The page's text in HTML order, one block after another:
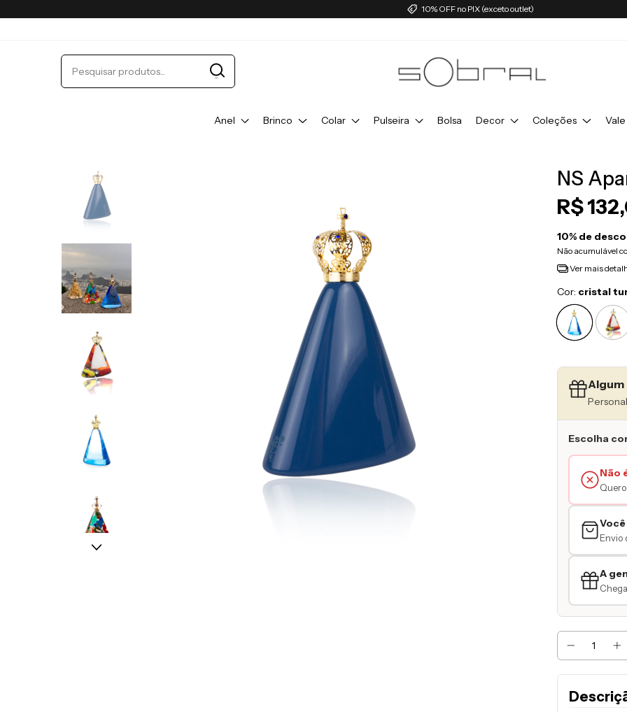
10% OFF no PIX (exceto outlet)
Anel Brinco Colar Pulseira Bolsa Decor Coleções
NS
R$
10% de
Não acumulável
Ver mais
Cor: cristal
Escolha
Não
Envio
A